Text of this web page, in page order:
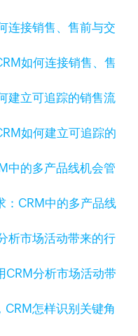
如何连接销售、售
如何建立可追踪的
：CRM中的多产品线
CRM分析市场活动带